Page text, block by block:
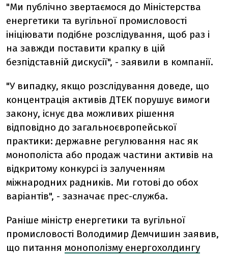
"Ми публічно звертаємося до Міністерства
енергетики та вугільної промисловості
ініціювати подібне розслідування, щоб раз і
на завжди поставити крапку в цій
безпідставній дискусії", - заявили в компанії.
"У випадку, якщо розслідування доведе, що
концентрація активів ДТЕК порушує вимоги
закону, існує два можливих рішення
відповідно до загальноєвропейської
практики: державне регулювання нас як
монополіста або продаж частини активів на
відкритому конкурсі із залученням
міжнародних радників. Ми готові до обох
варіантів", - зазначає прес-служба.
Раніше міністр енергетики та вугільної
промисловості Володимир Демчишин заявив,
що питання монополізму енергохолдингу